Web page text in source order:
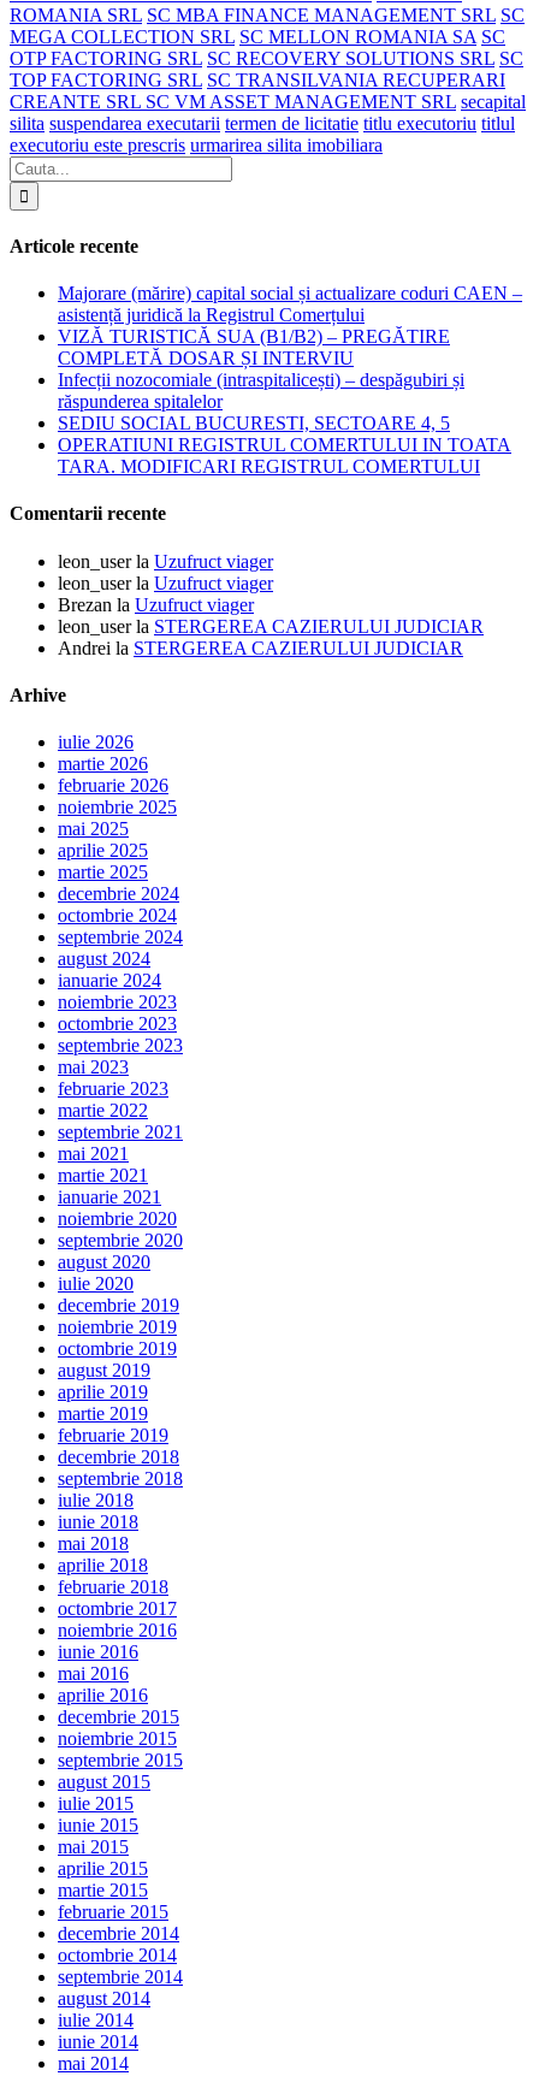
ROMANIA SRL SC MBA FINANCE MANAGEMENT SRL SC
MEGA COLLECTION SRL SC MELLON ROMANIA SA SC
OTP FACTORING SRL SC RECOVERY SOLUTIONS SRL SC
TOP FACTORING SRL SC TRANSILVANIA RECUPERARI
CREANTE SRL SC VM ASSET MANAGEMENT SRL secapital
silita suspendarea executarii termen de licitatie titlu executoriu titlul
executoriu este prescris urmarirea silita imobiliara
Articole recente
Majorare (mărire) capital social și actualizare coduri CAEN –
asistență juridică la Registrul Comerțului
VIZĂ TURISTICĂ SUA (B1/B2) – PREGĂTIRE
COMPLETĂ DOSAR ȘI INTERVIU
Infecții nozocomiale (intraspitalicești) – despăgubiri și
răspunderea spitalelor
SEDIU SOCIAL BUCURESTI, SECTOARE 4, 5
OPERATIUNI REGISTRUL COMERTULUI IN TOATA
TARA. MODIFICARI REGISTRUL COMERTULUI
Comentarii recente
leon_userla Uzufruct viager
leon_userla Uzufruct viager
Brezan la Uzufruct viager
leon_userla STERGEREA CAZIERULUI JUDICIAR
Andrei la STERGEREA CAZIERULUI JUDICIAR
Arhive
iulie 2026
martie 2026
februarie 2026
noiembrie 2025
mai 2025
aprilie 2025
martie 2025
decembrie 2024
octombrie 2024
septembrie 2024
august 2024
ianuarie 2024
noiembrie 2023
octombrie 2023
septembrie 2023
mai 2023
februarie 2023
martie 2022
septembrie 2021
mai 2021
martie 2021
ianuarie 2021
noiembrie 2020
septembrie 2020
august 2020
iulie 2020
decembrie 2019
noiembrie 2019
octombrie 2019
august 2019
aprilie 2019
martie 2019
februarie 2019
decembrie 2018
septembrie 2018
iulie 2018
iunie 2018
mai 2018
aprilie 2018
februarie 2018
octombrie 2017
noiembrie 2016
iunie 2016
mai 2016
aprilie 2016
decembrie 2015
noiembrie 2015
septembrie 2015
august 2015
iulie 2015
iunie 2015
mai 2015
aprilie 2015
martie 2015
februarie 2015
decembrie 2014
octombrie 2014
septembrie 2014
august 2014
iulie 2014
iunie 2014
mai 2014